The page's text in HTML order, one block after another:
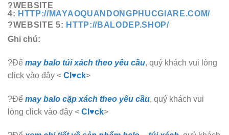
?WEBSITE
4: HTTP://MAYAOQUANDONGPHUCGIARE.COM/
?WEBSITE 5: HTTP://BALODEP.SHOP/
Ghi chú:
?Để may balo túi xách theo yêu cầu, quý khách vui lòng
click vào đây < Cl♥ck>
?Để may balo cặp xách theo yêu cầu, quý khách vui
lòng click vào đây < Cl♥ck>